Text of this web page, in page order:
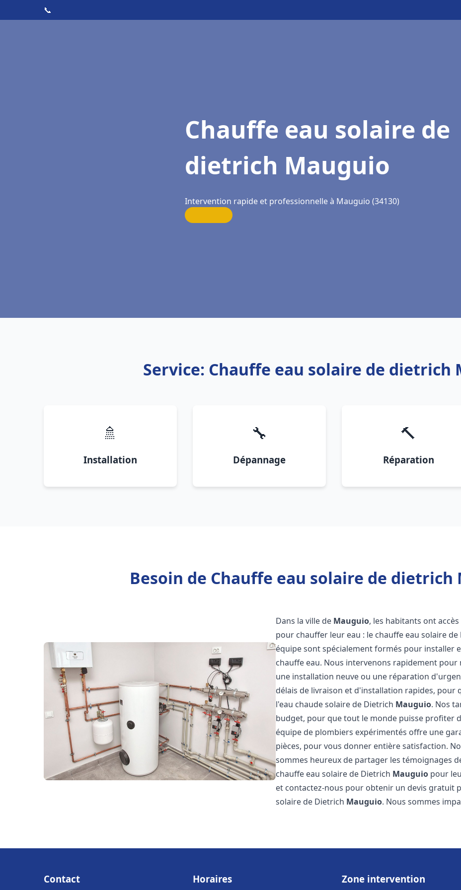
📞
Chauffe eau solaire de
dietrich Mauguio
Intervention rapide et professionnelle à Mauguio (34130)
Service: Chauffe eau solaire de dietrich
🚿
Installation
🔧
Dépannage
🔨
Réparation
Besoin de Chauffe eau solaire de dietrich
Dans la ville de Mauguio, les habitants ont
pour chauffer leur eau : le chauffe eau solaire de
équipe sont spécialement formés pour installer
chauffe eau. Nous intervenons rapidement
une installation neuve ou une réparation
délais de livraison et d'installation rapides, pour
l'eau chaude solaire de Dietrich Mauguio. Nos
budget, pour que tout le monde puisse profiter
équipe de plombiers expérimentés offre une
pièces, pour vous donner entière satisfaction.
sommes heureux de partager les témoignages
chauffe eau solaire de Dietrich Mauguio pour
et contactez-nous pour obtenir un devis gratuit
solaire de Dietrich Mauguio. Nous sommes
Contact Horaires Zone intervention